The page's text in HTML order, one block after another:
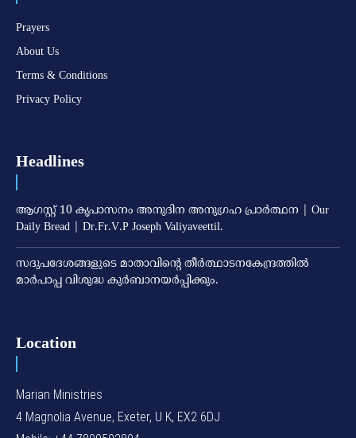
Prayers
About Us
Terms & Conditions
Privacy Policy
Headlines
ആഗസ്റ്റ് 10 കൃപാസനം അനുദിന അനുഗ്രഹ പ്രാർത്ഥന | Our
Daily Bread | Dr.Fr.V.P Joseph Valiyaveettil.
സദുപദേശങ്ങളുടെ മാതാവിന്റെ തീര്‍ത്ഥാടനകേന്ദ്രത്തില്‍
മാര്‍പാപ്പ വിശുദ്ധ കുര്‍ബാനയര്‍പ്പിക്കും.
Location
Marian Ministries
4 Magnolia Avenue, Exeter, U K, EX2 6DJ